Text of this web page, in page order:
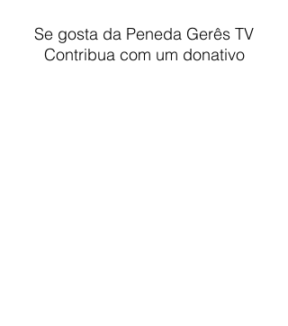
Se gosta da Peneda Gerês TV
Contribua com um donativo